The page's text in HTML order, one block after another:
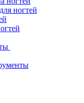
ногтей